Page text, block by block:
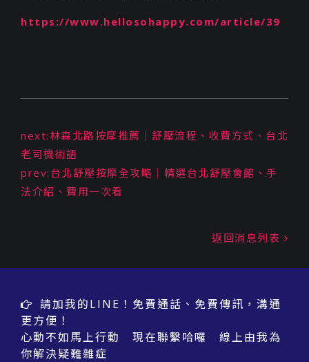
https://www.hellosohappy.com/article/39
next:林森北路按摩推薦｜舒壓流程、收費方式、台北
老司機術語
prev:台北舒壓按摩全攻略｜精選台北舒壓會館、手
法介紹、費用一次看
返回消息列表
請加我的LINE！免費通話、免費傳訊，溝通
更方便！
心動不如馬上行動 現在聯繫哈囉 線上由我為
你解決疑難雜症